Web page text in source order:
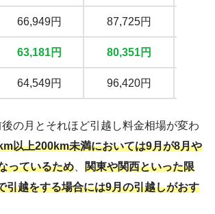
66,949円 87,725円
63,181円 80,351円
64,549円 96,420円
の月とそれほど引越し料金相場が変わ
以上200km未満においては9月が8月や
っているため
関東や関西といった限
引越をする場合には9月の引越しがおす